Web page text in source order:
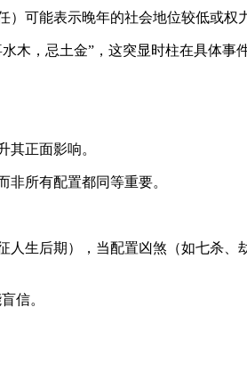
可能表示晚年的社会地位较低或权
，忌土金”，这突显时柱在具体事
正面影响。
所有配置都同等重要。
生后期），当配置凶煞（如七杀、
信。